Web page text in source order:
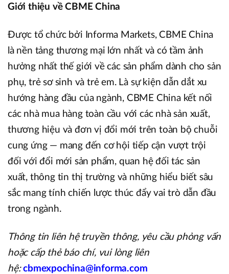
Giới thiệu về CBME China
Được tổ chức bởi Informa Markets, CBME China
là nền tảng thương mại lớn nhất và có tầm ảnh
hưởng nhất thế giới về các sản phẩm dành cho sản
phụ, trẻ sơ sinh và trẻ em. Là sự kiện dẫn dắt xu
hướng hàng đầu của ngành, CBME China kết nối
các nhà mua hàng toàn cầu với các nhà sản xuất,
thương hiệu và đơn vị đổi mới trên toàn bộ chuỗi
cung ứng — mang đến cơ hội tiếp cận vượt trội
đối với đổi mới sản phẩm, quan hệ đối tác sản
xuất, thông tin thị trường và những hiểu biết sâu
sắc mang tính chiến lược thúc đẩy vai trò dẫn đầu
trong ngành.
Thông tin liên hệ truyền thông, yêu cầu phỏng vấn
hoặc cấp thẻ báo chí, vui lòng liên
hệ: cbmexpochina@informa.com